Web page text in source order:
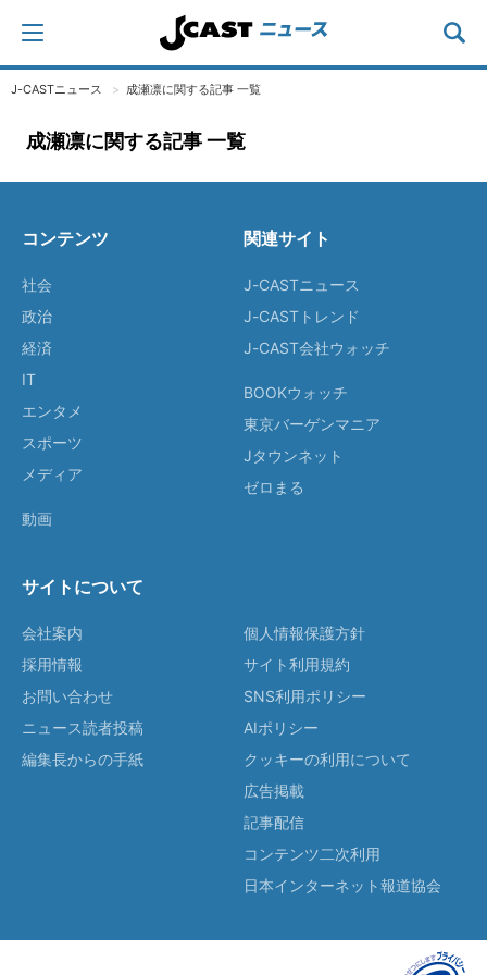
J-CASTニュース 成瀬凛に関する記事 一覧
成瀬凛に関する記事 一覧
コンテンツ
社会
政治
経済
IT
エンタメ
スポーツ
メディア
動画
関連サイト
J-CASTニュース
J-CASTトレンド
J-CAST会社ウォッチ
BOOKウォッチ
東京バーゲンマニア
Jタウンネット
ゼロまる
サイトについて
会社案内
採用情報
お問い合わせ
ニュース読者投稿
編集長からの手紙
個人情報保護方針
サイト利用規約
SNS利用ポリシー
AIポリシー
クッキーの利用について
広告掲載
記事配信
コンテンツ二次利用
日本インターネット報道協会